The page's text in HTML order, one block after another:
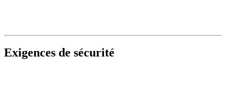
Exigences de sécurité